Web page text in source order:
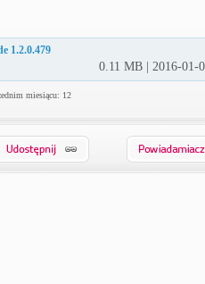
1.2.0.479
0.11 MB | 2016-01-
miesiącu: 12